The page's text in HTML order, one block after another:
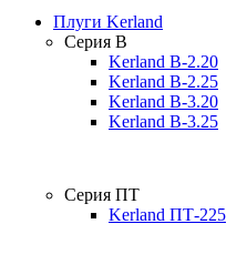
Плуги Kerland
Серия B
Kerland B-2.20
Kerland B-2.25
Kerland B-3.20
Kerland B-3.25
Серия ПТ
Kerland ПТ-225